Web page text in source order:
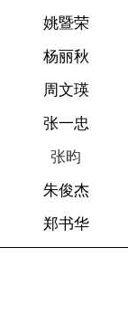
姚暨荣
杨丽秋
周文瑛
张一忠
张昀
朱俊杰
郑书华